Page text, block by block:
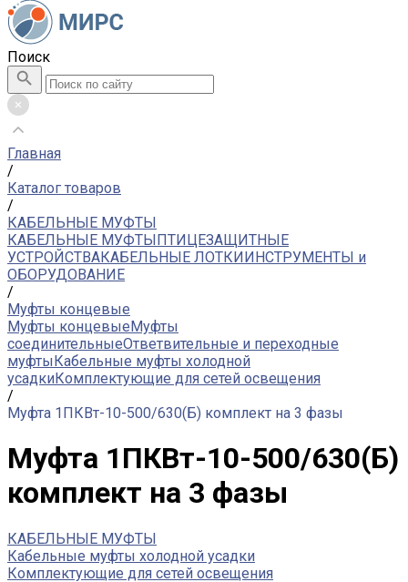
Поиск
Главная
/
Каталог товаров
/
КАБЕЛЬНЫЕ МУФТЫ
КАБЕЛЬНЫЕ МУФТЫПТИЦЕЗАЩИТНЫЕ
УСТРОЙСТВАКАБЕЛЬНЫЕ ЛОТКИИНСТРУМЕНТЫ и
ОБОРУДОВАНИЕ
/
Муфты концевые
Муфты концевыеМуфты
соединительныеОтветвительные и переходные
муфтыКабельные муфты холодной
усадкиКомплектующие для сетей освещения
/
Муфта 1ПКВт-10-500/630(Б) комплект на 3 фазы
Муфта 1ПКВт-10-500/630(Б)
комплект на 3 фазы
КАБЕЛЬНЫЕ МУФТЫ
Кабельные муфты холодной усадки
Комплектующие для сетей освещения